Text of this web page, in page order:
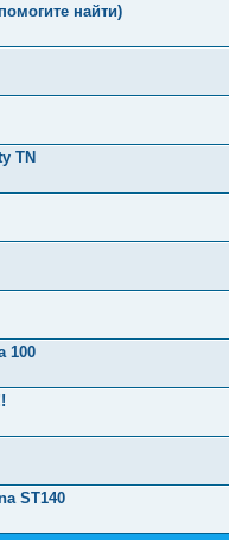
найти)
TN
100
ST140